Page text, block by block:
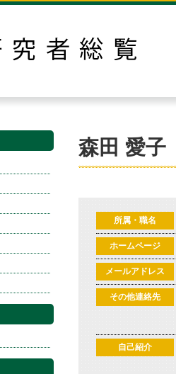
森田 愛子
所属・職名
ホームページ
メールアドレス
その他連絡先
自己紹介